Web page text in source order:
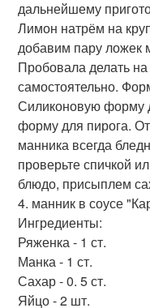
дальнейшему
Лимон натрём на
добавим пару ложек
Пробовала делать
самостоятельно.
Силиконовую форму
форму для пирога.
манника всегда
проверьте спичкой
блюдо, присыплем
4. манник в соусе
Ингредиенты:
Ряженка - 1 ст.
Манка - 1 ст.
Сахар - 0. 5 ст.
Яйцо - 2 шт.